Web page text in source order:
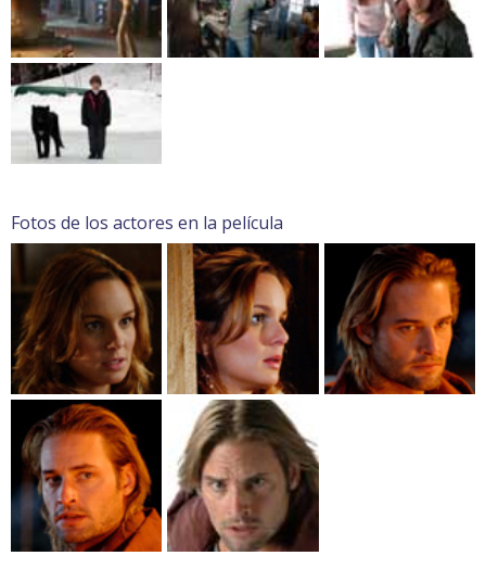
Fotos de los actores en la película